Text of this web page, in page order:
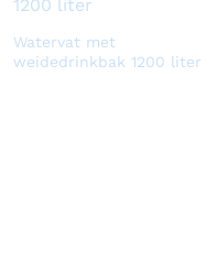
Watervat met
weidedrinkbak 1200 liter